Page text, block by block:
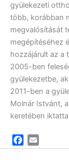
gyülekezeti
több, korábban
megvalósítását
megépítéséhez
hozzájárult az a
2005-ben
gyülekezetbe,
2011-ben a
Molnár Istvánt,
keretében
a
m